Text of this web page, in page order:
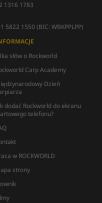
1316 1783
5822 1550 (BIC: WBKPPLPP)
słów o Rockworld
Carp Academy
Dzień
dodać Rockworld do ekranu
telefonu?
w ROCKWORLD
strony